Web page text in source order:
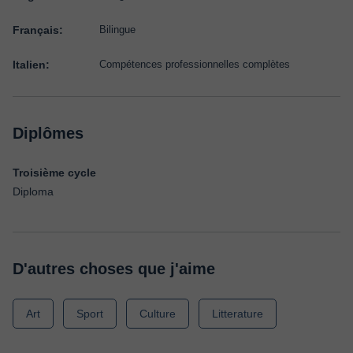
Français: Bilingue
Italien: Compétences professionnelles complètes
Diplômes
Troisième cycle
Diploma
D'autres choses que j'aime
Art Sport Culture Litterature